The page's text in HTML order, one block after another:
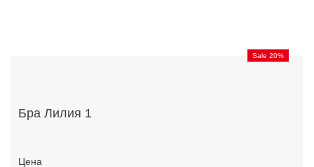
Sale 20%
Бра Лилия 1